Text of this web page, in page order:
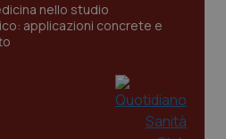
nello studio
applicazioni concrete e
www.quotidianosanita.it
Google LLC
.quotidianosanita.it